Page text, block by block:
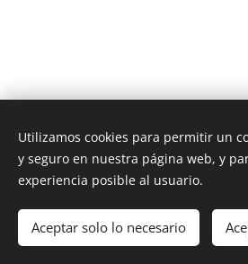
Latín y Roma © Todos los
Aviso legal y condiciones de
Utilizamos cookies para permitir un
y seguro en nuestra página web, y
experiencia posible al usuario.
Aceptar solo lo necesario